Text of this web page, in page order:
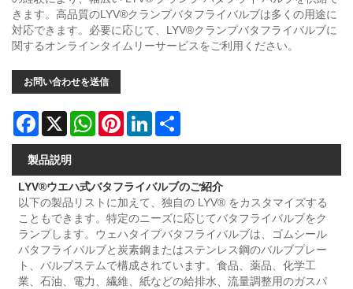
きます。高品質のLYV®クランプバタフライバルブは多くの用途に
対応できます。必要に応じて、LYV®クランプバタフライバルブに
関するオンラインタイムリーサービスをご利用ください。
お問い合わせを送信
Facebook
X WhatsAppPinterestLinkedIn
製品説明
LYV®ウエハ式バタフライバルブのご紹介
以下の製品リストに加えて、独自の LYV® をカスタマイズする
こともできます。特定のニーズに応じてバタフライバルブをク
ランプします。ウェハタイプバタフライバルブは、ゴムシール
バタフライバルブと炭素鋼またはステンレス鋼のバルブプレー
ト、バルブステムで構成されています。食品、薬品、化学工
業、石油、電力、繊維、紙などの給排水、流量調整用のガスパ